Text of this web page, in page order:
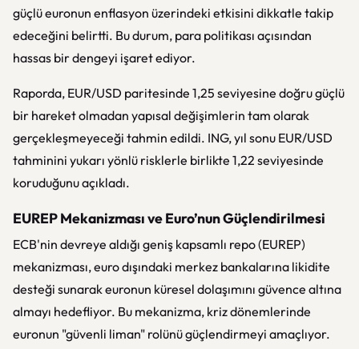
güçlü euronun enflasyon üzerindeki etkisini dikkatle takip
edeceğini belirtti. Bu durum, para politikası açısından
hassas bir dengeyi işaret ediyor.
Raporda, EUR/USD paritesinde 1,25 seviyesine doğru güçlü
bir hareket olmadan yapısal değişimlerin tam olarak
gerçekleşmeyeceği tahmin edildi. ING, yıl sonu EUR/USD
tahminini yukarı yönlü risklerle birlikte 1,22 seviyesinde
koruduğunu açıkladı.
EUREP Mekanizması ve Euro’nun Güçlendirilmesi
ECB'nin devreye aldığı geniş kapsamlı repo (EUREP)
mekanizması, euro dışındaki merkez bankalarına likidite
desteği sunarak euronun küresel dolaşımını güvence altına
almayı hedefliyor. Bu mekanizma, kriz dönemlerinde
euronun "güvenli liman" rolünü güçlendirmeyi amaçlıyor.